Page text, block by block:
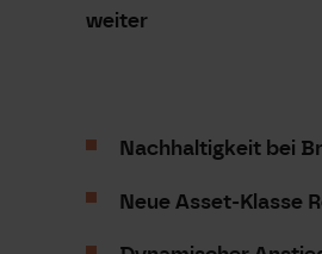
weiter
Nachhaltigkeit bei
Neue Asset-Klasse